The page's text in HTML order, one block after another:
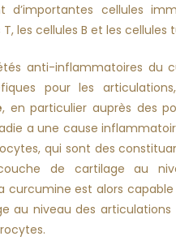
d’importantes cellules
T, les cellules B et les cellules
anti-inflammatoires du
pour les
, en particulier auprès des
a une cause
qui sont des
de cartilage au
curcumine est alors
au niveau des